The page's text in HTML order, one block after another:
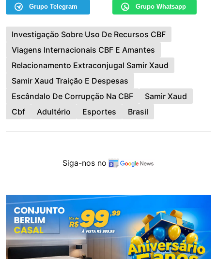
Grupo Telegram Grupo Whatsapp
Investigação Sobre Uso De Recursos CBF
Viagens Internacionais CBF E Amantes
Relacionamento Extraconjugal Samir Xaud
Samir Xaud Traição E Despesas
Escândalo De Corrupção Na CBF
Samir Xaud
Cbf
Adultério Esportes Brasil
Siga-nos no